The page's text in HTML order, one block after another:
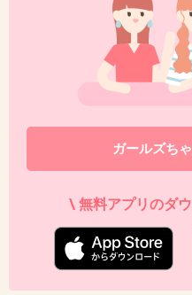
ガールズち
\ 無料アプリのダ